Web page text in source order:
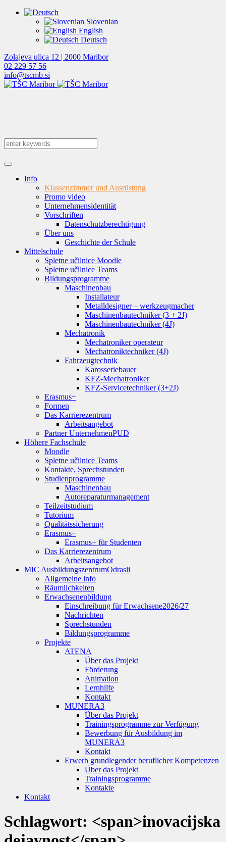
Slovenian
English
Deutsch
Zolajeva ulica 12 | 2000 Maribor
02 229 57 56
info@tscmb.si
Info
Klassenzimmer und Ausrüstung
Promo video
Unternehmensidentität
Vorschriften
Datenschutzberechtigung
Über uns
Geschichte der Schule
Mittelschule
Spletne učilnice Moodle
Spletne učilnice Teams
Bildungsprogramme
Maschinenbau
Installateur
Metalldesigner – werkzeugmacher
Maschinenbautechniker (3 + 2J)
Maschinenbautechniker (4J)
Mechatronik
Mechatroniker operateur
Mechatroniktechniker (4J)
Fahrzeugtechnik
Karosseriebauer
KFZ-Mechatroniker
KFZ-Servicetechniker (3+2J)
Erasmus+
Formen
Das Karrierezentrum
Arbeitsangebot
Partner UnternehmenPUD
Höhere Fachschule
Moodle
Spletne učilnice Teams
Kontakte, Sprechstunden
Studienprogramme
Maschinenbau
Autoreparaturmanagement
Teilzeitstudium
Tutorium
Qualitätssicherung
Erasmus+
Erasmus+ für Studenten
Das Karrierezentrum
Arbeitsangebot
MIC AusbildungszentrumOdrasli
Allgemeine info
Räumlichkeiten
Erwachsenenbildung
Einschreibung für Erwachsene2026/27
Nachrichten
Sprechstunden
Bildungsprogramme
Projekte
ATENA
Über das Projekt
Förderung
Animation
Lernhilfe
Kontakt
MUNERA3
Über das Projekt
Trainingsprogramme zur Verfügung
Bewerbung für Ausbildung im
MUNERA3
Kontakt
Erwerb grundlegender beruflicher Kompetenzen
Über das Projekt
Trainingsprogramme
Kontakte
Kontakt
Schlagwort: <span>inovacijska